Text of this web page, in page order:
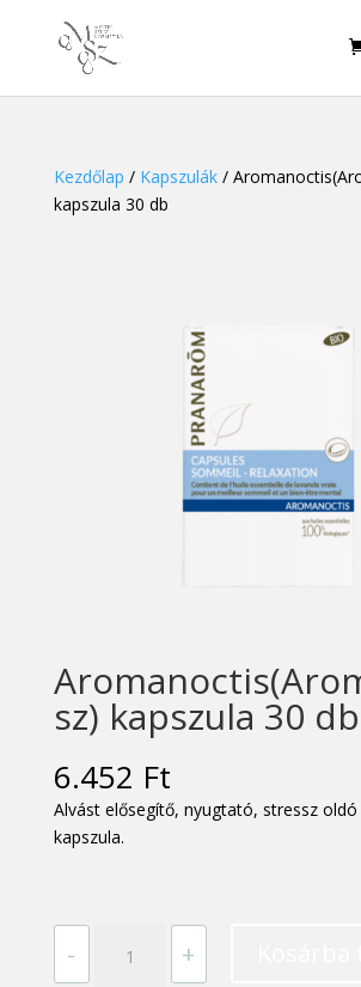
Kezdőlap / Kapszulák/
kapszula 30 db
sz) kapszula 30 db
6.452 Ft
Alvást elősegítő, nyugtató, stressz oldó
kapszula.
-
kapszula
+